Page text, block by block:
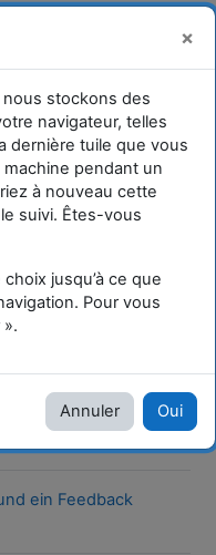
Connexion
Aufgabe,...)
ein Feedback
×
nous stockons des
navigateur, telles
dernière tuile que vous
pendant un
à nouveau cette
suivi. Êtes-vous
jusqu’à ce que
Pour vous
Annuler Oui